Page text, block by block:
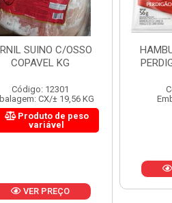
BOVINO
CX 2,016KG
Código: 1263
Embalagem: CX/1